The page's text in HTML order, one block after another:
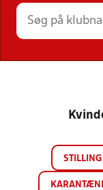
STILLING